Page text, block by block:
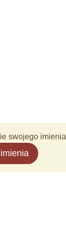
swojego imienia